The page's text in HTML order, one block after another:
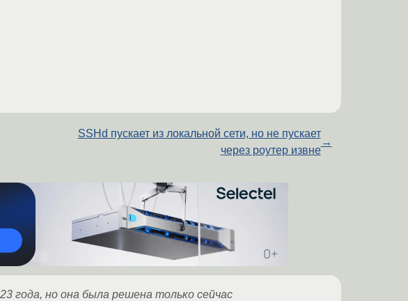
SSHd пускает из локальной сети, но не пускает
через роутер извне
→
года, но она была решена только сейчас